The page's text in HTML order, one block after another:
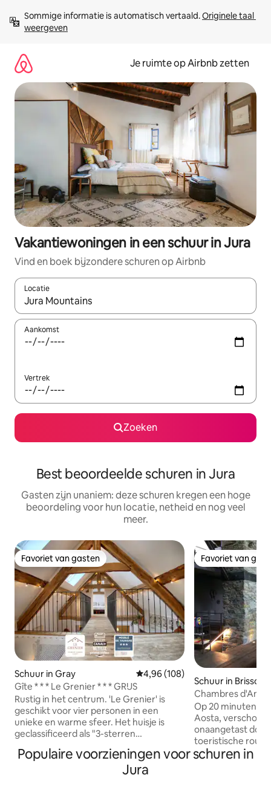
direct
naar
Sommige informatie is automatisch vertaald. Originele taal
weergeven
Je ruimte op Airbnb zetten
Vakantiewoningen in een schuur in Jura
Vind en boek bijzondere schuren op Airbnb
Locatie
Wanneer er suggesties beschikbaar zijn, maak je een keuze
Aankomst
Vertrek
Zoeken
Best beoordeelde schuren in Jura
Gasten zijn unaniem: deze schuren kregen een hoge
beoordeling voor hun locatie, netheid en nog veel
meer.
Favoriet van gasten
Favoriet van gasten
Schuur in Gray Gemiddelde beoordeling van
4,96 (108)
Gîte * * * Le Grenier * * * GRIJS
Rustig in het centrum. 'Le Grenier' is
geschikt voor vier personen in een
unieke en warme sfeer. Het huisje is
geclassificeerd als "3-sterren
accommodatie" en biedt je alle
gemakken die je nodig hebt voor je
Favoriet van
Favoriet van
Schuur in
Chambres d'Amis
Op 20 minuten
Aosta,
onaangetast
toeristische
eruit als geen
Populaire voorzieningen voor schuren in
Jura